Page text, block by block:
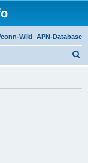
APN-Database
Wiki